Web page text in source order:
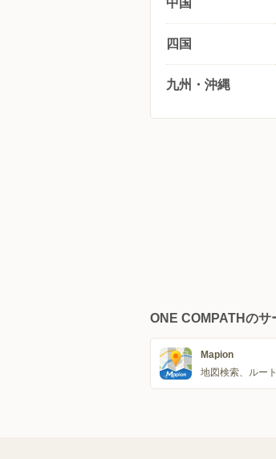
中国
四国
九州・沖縄
ONE COMPATHのサ
Mapion
地図検索、ルー